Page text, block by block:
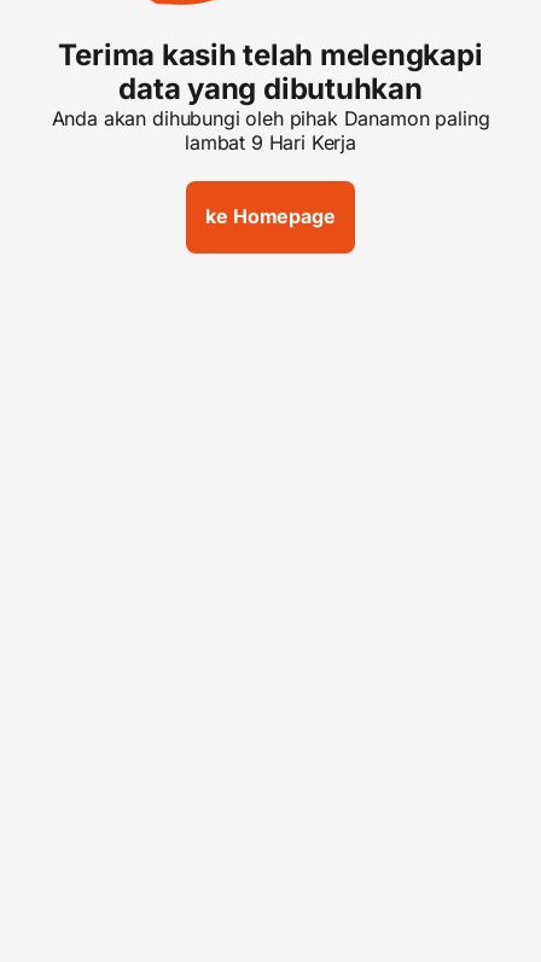
Terima kasih telah melengkapi
data yang dibutuhkan
Anda akan dihubungi oleh pihak Danamon paling
lambat 9 Hari Kerja
ke Homepage